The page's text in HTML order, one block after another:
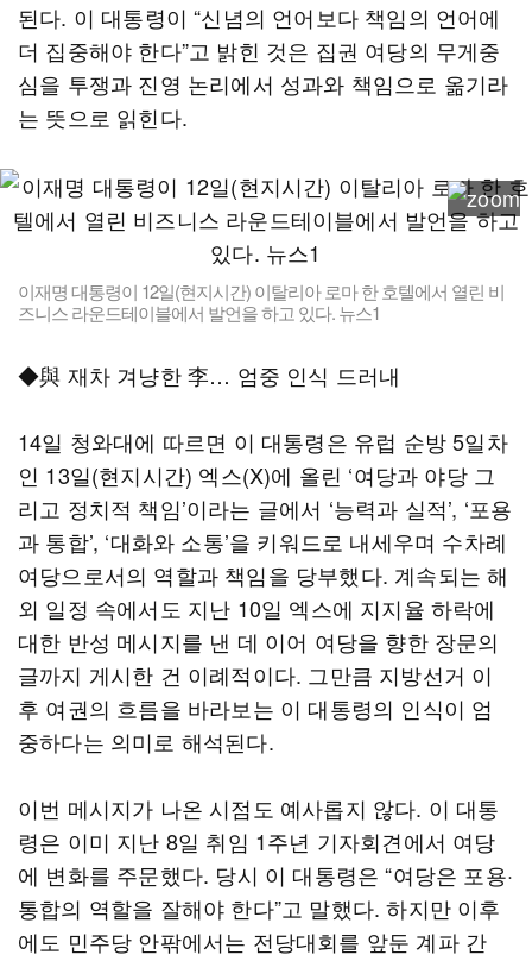
된다. 이 대통령이 “신념의 언어보다 책임의 언어에
더 집중해야 한다”고 밝힌 것은 집권 여당의 무게중
심을 투쟁과 진영 논리에서 성과와 책임으로 옮기라
는 뜻으로 읽힌다.
이재명 대통령이 12일(현지시간) 이탈리아 로마 한 호텔에서 열린 비
즈니스 라운드테이블에서 발언을 하고 있다. 뉴스1
◆與 재차 겨냥한 李… 엄중 인식 드러내
14일 청와대에 따르면 이 대통령은 유럽 순방 5일차
인 13일(현지시간) 엑스(X)에 올린 ‘여당과 야당 그
리고 정치적 책임’이라는 글에서 ‘능력과 실적’, ‘포용
과 통합’, ‘대화와 소통’을 키워드로 내세우며 수차례
여당으로서의 역할과 책임을 당부했다. 계속되는 해
외 일정 속에서도 지난 10일 엑스에 지지율 하락에
대한 반성 메시지를 낸 데 이어 여당을 향한 장문의
글까지 게시한 건 이례적이다. 그만큼 지방선거 이
후 여권의 흐름을 바라보는 이 대통령의 인식이 엄
중하다는 의미로 해석된다.
이번 메시지가 나온 시점도 예사롭지 않다. 이 대통
령은 이미 지난 8일 취임 1주년 기자회견에서 여당
에 변화를 주문했다. 당시 이 대통령은 “여당은 포용·
통합의 역할을 잘해야 한다”고 말했다. 하지만 이후
에도 민주당 안팎에서는 전당대회를 앞둔 계파 간